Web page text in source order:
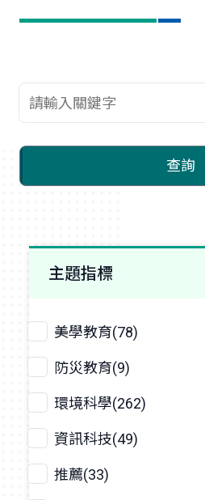
查詢關鍵字
查詢
主題指標
美學教育(78)
防災教育(9)
環境科學(262)
資訊科技(49)
推薦(33)